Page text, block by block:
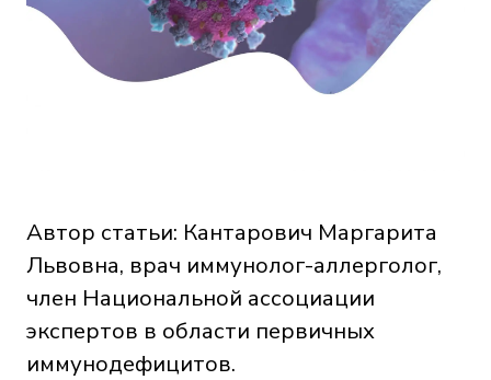
Автор статьи: Кантарович Маргарита
Львовна, врач иммунолог-аллерголог,
член Национальной ассоциации
экспертов в области первичных
иммунодефицитов.